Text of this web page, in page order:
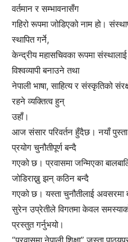
वर्तमान र सम्भावनासँग
गहिरो रूपमा जोडिएको नाम हो।
स्थापित गर्ने,
केन्द्रीय महासचिवका रूपमा
विश्वव्यापी बनाउने तथा
नेपाली भाषा, साहित्य र संस्कृतिको
रहने व्यक्तित्व हुन्
उहाँ।
आज संसार परिवर्तन हुँदैछ। नयाँ पुस्ता
प्रयोग चुनौतीपूर्ण बन्दै
गएको छ। प्रवासमा जन्मिएका
जोडिराख्नु झन् कठिन बन्दै
गएको छ। यस्ता चुनौतीलाई
सुरेन उप्रेतीले विगतमा केवल
प्रस्तुत गर्नुभयो।